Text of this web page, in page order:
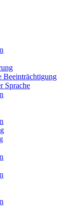
Beeinträchtigung
Sprache